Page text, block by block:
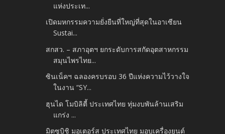
แห่งประเท...
เปิดมหกรรมความยั่งยืนที่ใหญ่ที่สุดในอาเซียน
Sustai...
สกสว. – สภาอุตฯ ยกระดับการสกัดอุตสาหกรรม
สมุนไพรไทย...
ซินเน็คฯ ฉลองครบรอบ 36 ปีแห่งความไว้วางใจ
ในงาน “SY...
ฮุนได โมบิลิตี้ ประเทศไทย ทุ่มงบพันล้านเสริม
แกร่ง ...
มิตซูบิชิ มอเตอร์ส ประเทศไทย มอบเครื่องยนต์